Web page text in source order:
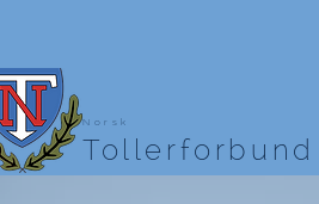
Norsk
Tollerforbund